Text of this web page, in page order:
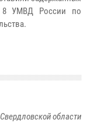
УМВД России по
области